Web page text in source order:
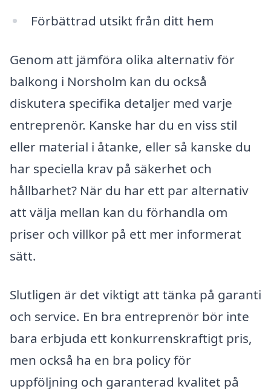
Förbättrad utsikt från ditt hem
Genom att jämföra olika alternativ för
balkong i Norsholm kan du också
diskutera specifika detaljer med varje
entreprenör. Kanske har du en viss stil
eller material i åtanke, eller så kanske du
har speciella krav på säkerhet och
hållbarhet? När du har ett par alternativ
att välja mellan kan du förhandla om
priser och villkor på ett mer informerat
sätt.
Slutligen är det viktigt att tänka på garanti
och service. En bra entreprenör bör inte
bara erbjuda ett konkurrenskraftigt pris,
men också ha en bra policy för
uppföljning och garanterad kvalitet på